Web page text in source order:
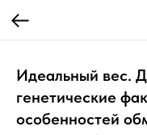
Идеальный вес.
генетические
особенностей